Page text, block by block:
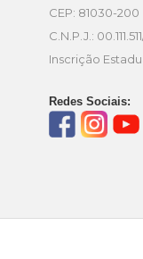
CEP: 81030-200
C.N.P.J.:
Inscrição
Redes Sociais: